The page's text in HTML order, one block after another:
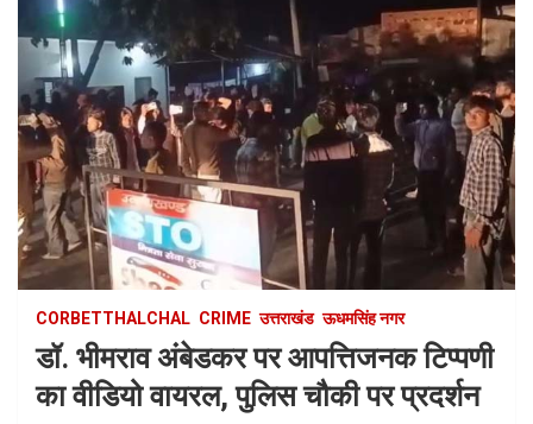
CORBETTHALCHAL CRIME उत्तराखंड ऊधमसिंह नगर
डॉ. भीमराव अंबेडकर पर आपत्तिजनक टिप्पणी
का वीडियो वायरल, पुलिस चौकी पर प्रदर्शन